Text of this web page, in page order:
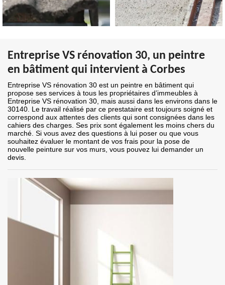
Entreprise VS rénovation 30, un peintre
en bâtiment qui intervient à Corbes
Entreprise VS rénovation 30 est un peintre en bâtiment qui
propose ses services à tous les propriétaires d’immeubles à
Entreprise VS rénovation 30, mais aussi dans les environs dans le
30140. Le travail réalisé par ce prestataire est toujours soigné et
correspond aux attentes des clients qui sont consignées dans les
cahiers des charges. Ses prix sont également les moins chers du
marché. Si vous avez des questions à lui poser ou que vous
souhaitez évaluer le montant de vos frais pour la pose de
nouvelle peinture sur vos murs, vous pouvez lui demander un
devis.